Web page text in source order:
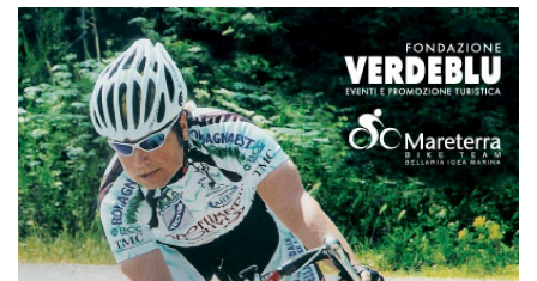
quello di visualizzare annunci pertinenti e coinvolgenti per il
maggior valore per gli editori e gli inserzionisti terzi.
Vedi la lista completa